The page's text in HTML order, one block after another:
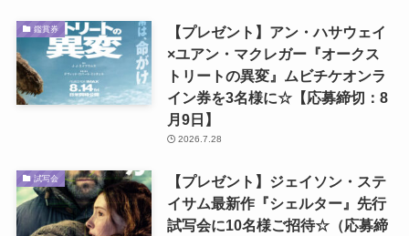
鑑賞券
【プレゼント】アン・ハサウェイ
×ユアン・マクレガー『オークス
トリートの異変』ムビチケオンラ
イン券を3名様に☆【応募締切：8
月9日】
2026.7.28
試写会
【プレゼント】ジェイソン・ステ
イサム最新作『シェルター』先行
試写会に10名様ご招待☆（応募締